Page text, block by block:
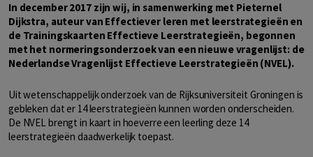
In december 2017 zijn wij, in samenwerking met Pieternel
Dijkstra, auteur van Effectiever leren met leerstrategieën en
de Trainingskaarten Effectieve Leerstrategieën, begonnen
met het normeringsonderzoek van een nieuwe vragenlijst: de
Nederlandse Vragenlijst Effectieve Leerstrategieën (NVEL).
Uit wetenschappelijk onderzoek van de Rijksuniversiteit Groningen is
gebleken dat er 14 leerstrategieën kunnen worden onderscheiden.
De NVEL brengt in kaart in hoeverre een leerling deze 14
leerstrategieën daadwerkelijk toepast.